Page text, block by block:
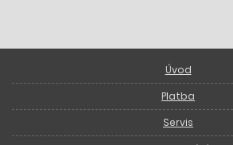
Úvod
Platba
Servis